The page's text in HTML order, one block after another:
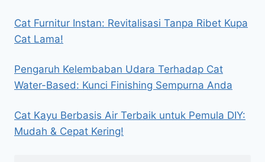
Cat Furnitur Instan: Revitalisasi Tanpa Ribet Kupa
Cat Lama!
Pengaruh Kelembaban Udara Terhadap Cat
Water-Based: Kunci Finishing Sempurna Anda
Cat Kayu Berbasis Air Terbaik untuk Pemula DIY:
Mudah & Cepat Kering!